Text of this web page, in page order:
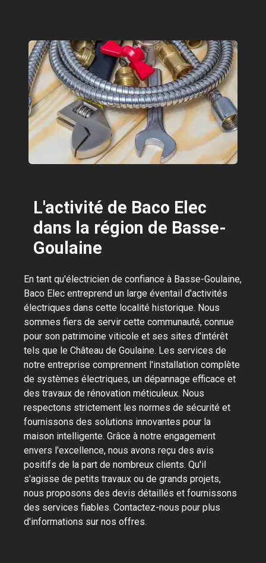
L'activité de Baco Elec
dans la région de Basse-
Goulaine
En tant qu'électricien de confiance à Basse-Goulaine,
Baco Elec entreprend un large éventail d'activités
électriques dans cette localité historique. Nous
sommes fiers de servir cette communauté, connue
pour son patrimoine viticole et ses sites d'intérêt
tels que le Château de Goulaine. Les services de
notre entreprise comprennent l'installation complète
de systèmes électriques, un dépannage efficace et
des travaux de rénovation méticuleux. Nous
respectons strictement les normes de sécurité et
fournissons des solutions innovantes pour la
maison intelligente. Grâce à notre engagement
envers l'excellence, nous avons reçu des avis
positifs de la part de nombreux clients. Qu'il
s'agisse de petits travaux ou de grands projets,
nous proposons des devis détaillés et fournissons
des services fiables. Contactez-nous pour plus
d'informations sur nos offres.